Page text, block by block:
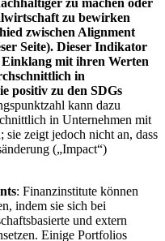
zu machen oder
zu bewirken
zwischen Alignment
Seite). Dieser Indikator
mit ihren Werten
in
positiv zu den SDGs
kann dazu
in Unternehmen mit
zeigt jedoch nicht an, dass
(„Impact“)
: Finanzinstitute können
indem sie sich bei
und extern
Einige Portfolios